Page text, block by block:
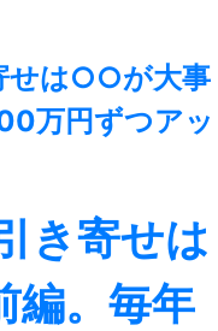
き寄せは
。毎年